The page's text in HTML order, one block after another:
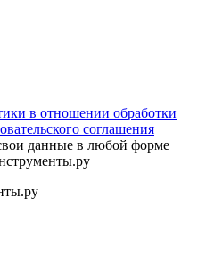
в отношении обработки
соглашения
данные в любой форме